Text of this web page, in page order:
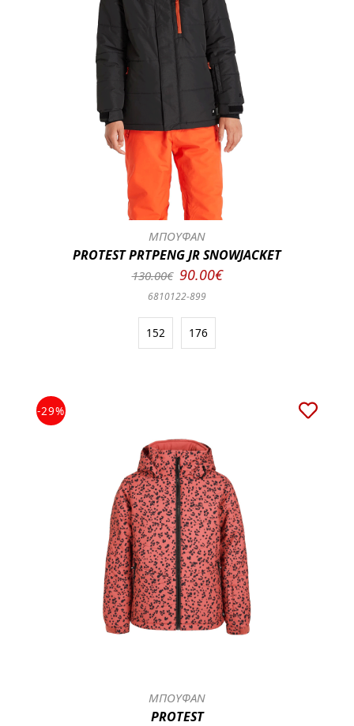
ΜΠΟΥΦΑΝ
PROTEST PRTPENG JR SNOWJACKET
130.00€ 90.00€
6810122-899
152 176
-29%
ΜΠΟΥΦΑΝ
PROTEST